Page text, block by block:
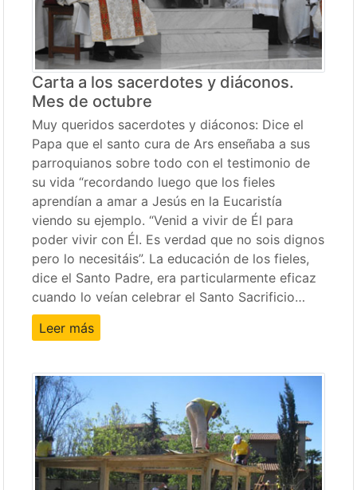
Carta a los sacerdotes y diáconos.
Mes de octubre
Muy queridos sacerdotes y diáconos: Dice el
Papa que el santo cura de Ars enseñaba a sus
parroquianos sobre todo con el testimonio de
su vida “recordando luego que los fieles
aprendían a amar a Jesús en la Eucaristía
viendo su ejemplo. “Venid a vivir de Él para
poder vivir con Él. Es verdad que no sois dignos
pero lo necesitáis”. La educación de los fieles,
dice el Santo Padre, era particularmente eficaz
cuando lo veían celebrar el Santo Sacrificio…
Leer más